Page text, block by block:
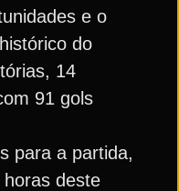
e o
do
14
91 gols
para a partida,
deste